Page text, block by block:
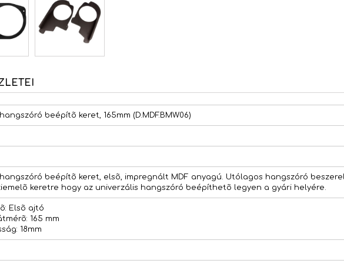
beépítõ keret, 165mm (D.MDF.BMW06)
hangszóró beépítõ keret, elsõ, impregnált MDF anyagú. Utólagos hangszóró
keretre hogy az univerzális hangszóró beépíthetõ legyen a gyári helyére.
Elsõ ajtó
165 mm
18mm